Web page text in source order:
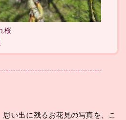
桜
い出に残るお花見の写真を、こ